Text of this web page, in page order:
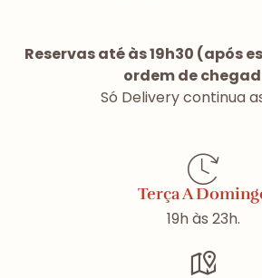
Reservas até às 19h30 (após
ordem de
Só Delivery continua
Terça A
19h às 23h.